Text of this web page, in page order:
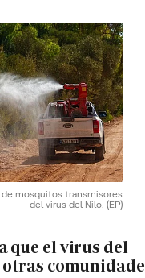
mosquitos transmisores
del virus del Nilo. (EP)
que el virus del